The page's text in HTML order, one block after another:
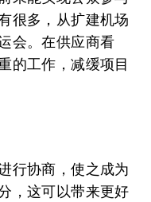
很多，从扩建机场
会。在供应商看
的工作，减缓项目
行协商，使之成为
，这可以带来更好